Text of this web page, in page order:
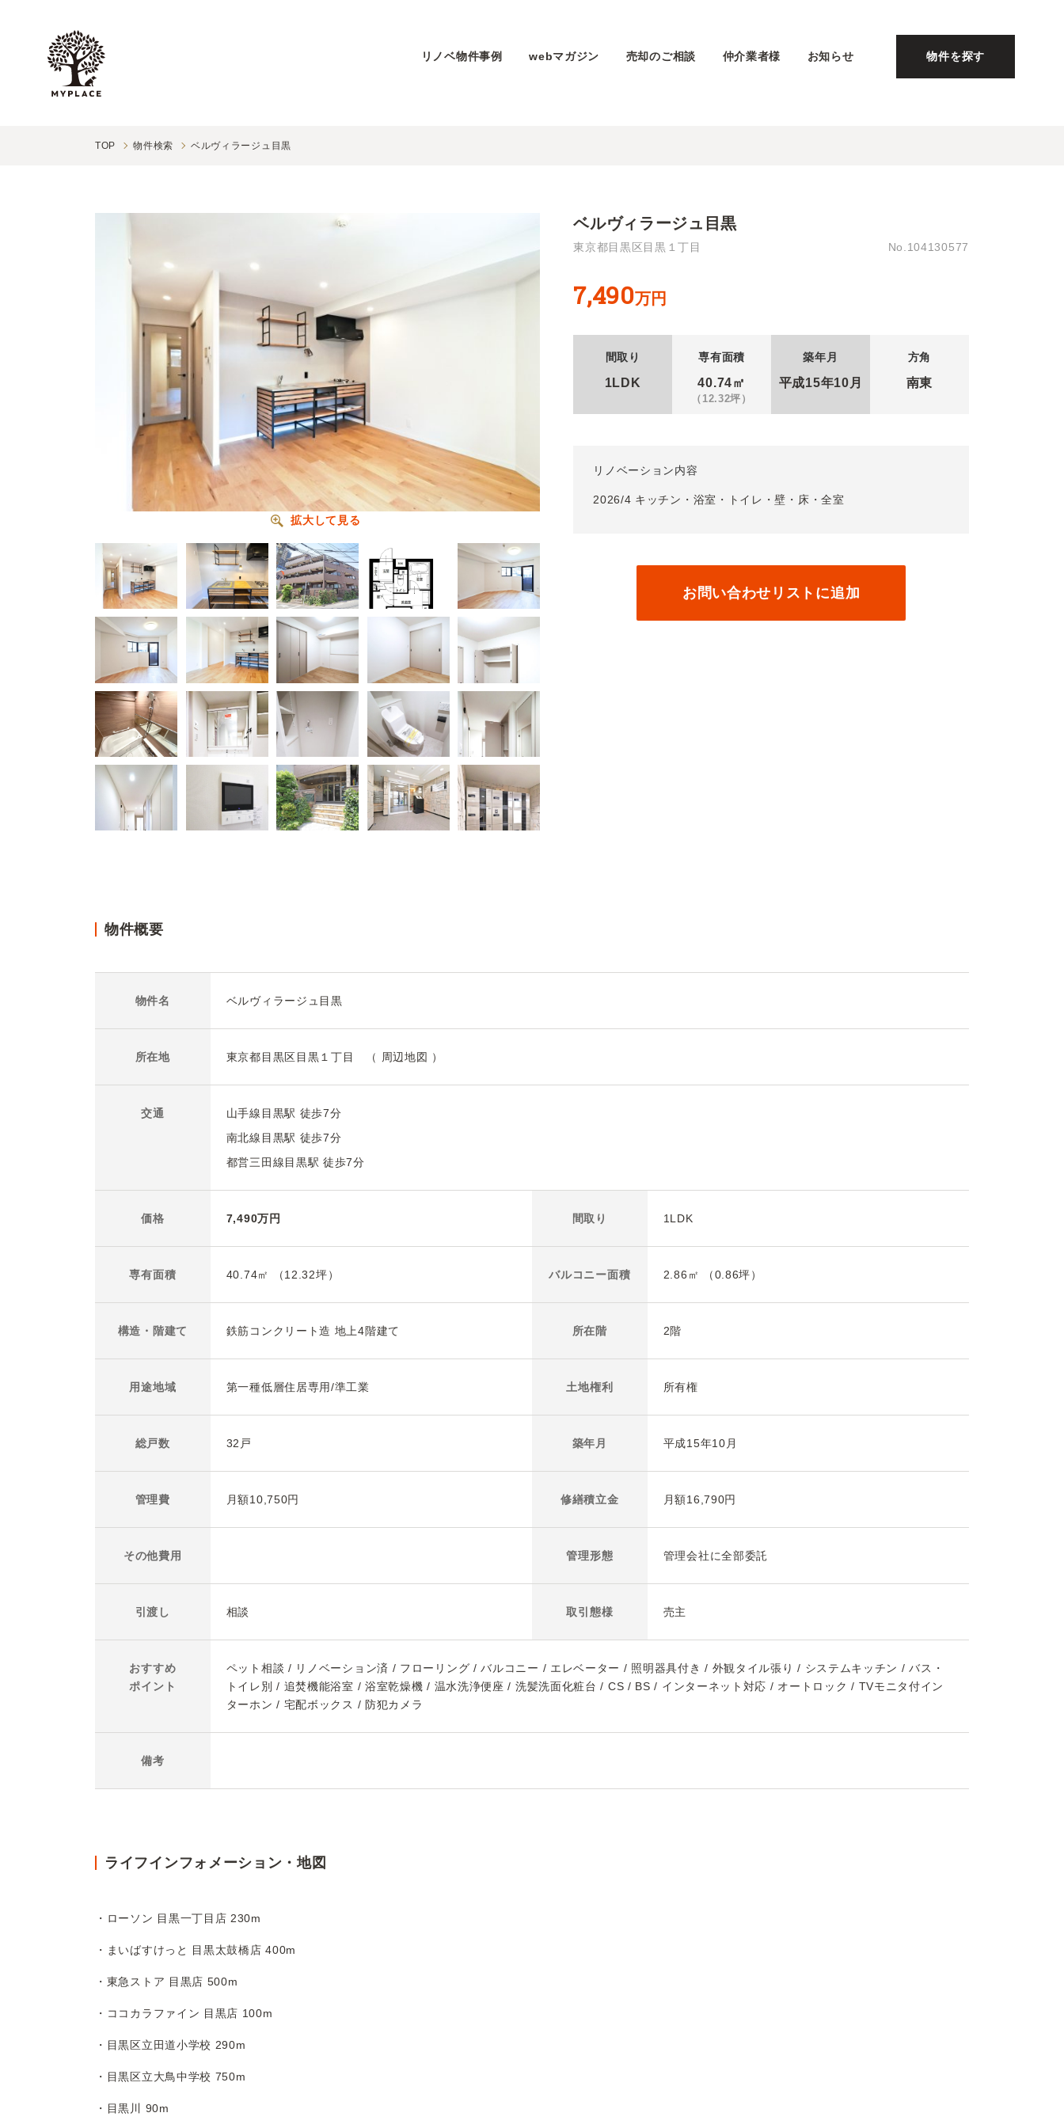
リノベ物件事例 webマガジン 売却のご相談 仲介業者様 お知らせ 物件を探す
TOP 物件検索 ベルヴィラージュ目黒
拡大して見る
拡大して見る
拡大して見る
拡大して見る
拡大して見る
拡大して見る
拡大して見る
拡大して見る
拡大して見る
拡大して見る
拡大して見る
拡大して見る
拡大して見る
拡大して見る
拡大して見る
拡大して見る
拡大して見る
拡大して見る
拡大して見る
拡大して見る
ベルヴィラージュ目黒
東京都目黒区目黒１丁目 No.104130577
7,490万円
間取り
1LDK
専有面積
40.74㎡
（12.32坪）
築年月
平成15年10月
方角
南東
リノベーション内容
2026/4 キッチン・浴室・トイレ・壁・床・全室
お問い合わせリストに追加
物件概要
物件名 ベルヴィラージュ目黒
所在地 東京都目黒区目黒１丁目 （ 周辺地図 ）
交通
山手線目黒駅 徒歩7分
南北線目黒駅 徒歩7分
都営三田線目黒駅 徒歩7分
価格 7,490万円 間取り 1LDK
専有面積 40.74㎡ （12.32坪） バルコニー面積 2.86㎡ （0.86坪）
構造・ 階建て 鉄筋コンクリート造 地上4階建て 所在階 2階
用途地域 第一種低層住居専用/準工業 土地権利 所有権
総戸数 32戸 築年月 平成15年10月
管理費 月額10,750円 修繕積立金 月額16,790円
その他費用 管理形態 管理会社に全部委託
引渡し 相談 取引態様 売主
おすすめ
ポイント
ペット相談 / リノベーション済 / フローリング / バルコニー / エレベーター / 照明器具付き / 外観タイル張り / システムキッチン / バス・
トイレ別 / 追焚機能浴室 / 浴室乾燥機 / 温水洗浄便座 / 洗髪洗面化粧台 / CS / BS / インターネット対応 / オートロック / TVモニタ付イン
ターホン / 宅配ボックス / 防犯カメラ
備考
ライフインフォメーション・地図
・ローソン 目黒一丁目店 230m
・まいばすけっと 目黒太鼓橋店 400m
・東急ストア 目黒店 500m
・ココカラファイン 目黒店 100m
・目黒区立田道小学校 290m
・目黒区立大鳥中学校 750m
・目黒川 90m